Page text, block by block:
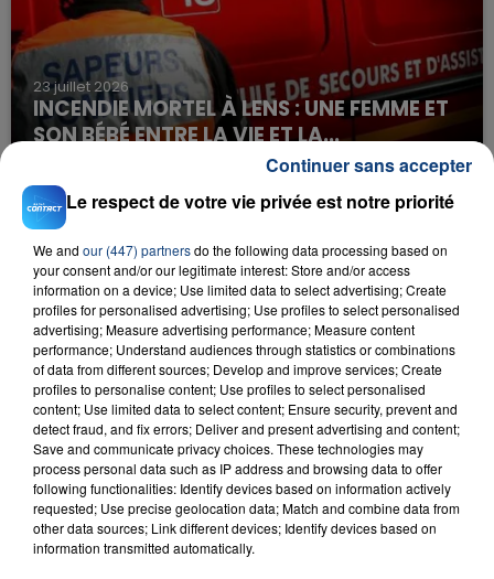
23 juillet 2026
INCENDIE MORTEL À LENS : UNE FEMME ET
SON BÉBÉ ENTRE LA VIE ET LA...
Un homme s'est immolé par le feu après avoir
aspergé sa compagne et leur bébé de trois mois
d'un liquide inflammable.
20 juillet 2026
UNE ADOLESCENTE DEVANT SE FAIRE
OPÉRER DE LA CHEVILLE RESSORT DE LA...
La famille a porté plainte contre la clinique qui a
reconnu sa responsabilité et présenté ses
excuses.
TITRES DIFFUSÉS
Le respect de votre vie privée est notre priorité
We and our (447) partnersdo the following data processing based on
your consent and/or our legitimate interest: Store and/or access
information on a device; Use limited data to select advertising; Create
profiles for personalised advertising; Use profiles to select personalised
advertising; Measure advertising performance; Measure content
performance; Understand audiences through statistics or combinations
of data from different sources; Develop and improve services; Create
profiles to personalise content; Use profiles to select personalised
content; Use limited data to select content; Ensure security, prevent and
detect fraud, and fix errors; Deliver and present advertising and content;
Save and communicate privacy choices. These technologies may
process personal data such as IP address and browsing data to offer
following functionalities: Identify devices based on information actively
requested; Use precise geolocation data; Match and combine data from
other data sources; Link different devices; Identify devices based on
information transmitted automatically.
Continuer sans accepter